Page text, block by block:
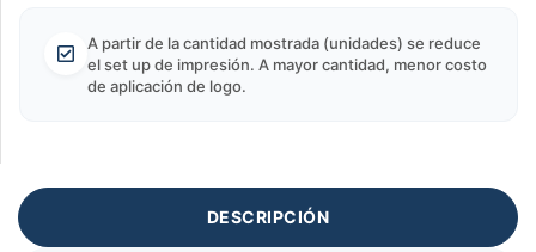
A partir de la cantidad mostrada (unidades) se reduce
el set up de impresión. A mayor cantidad, menor costo
de aplicación de logo.
DESCRIPCIÓN